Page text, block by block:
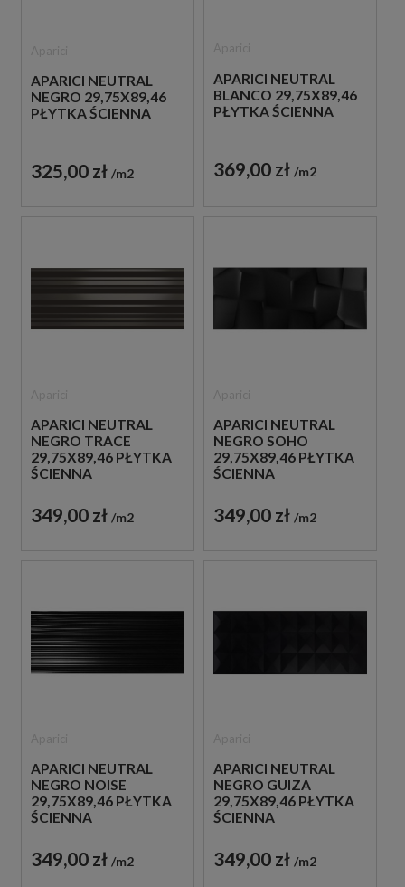
APARICI NEUTRAL
NEGRO 29,75X89,46
PŁYTKA ŚCIENNA
325,00 zł m2
APARICI NEUTRAL
BLANCO 29,75X89,46
PŁYTKA ŚCIENNA
369,00 zł m2
APARICI NEUTRAL
NEGRO TRACE
29,75X89,46 PŁYTKA
ŚCIENNA
349,00 zł m2
APARICI NEUTRAL
NEGRO SOHO
29,75X89,46 PŁYTKA
ŚCIENNA
349,00 zł m2
APARICI NEUTRAL
NEGRO NOISE
29,75X89,46 PŁYTKA
ŚCIENNA
349,00 zł m2
APARICI NEUTRAL
NEGRO GUIZA
29,75X89,46 PŁYTKA
ŚCIENNA
349,00 zł m2